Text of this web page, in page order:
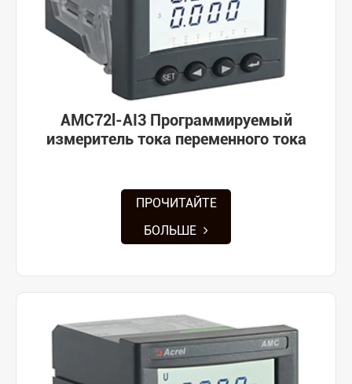
AMC72l-AI3 Программируемый
измеритель тока переменного тока
ПРОЧИТАЙТЕ
БОЛЬШЕ